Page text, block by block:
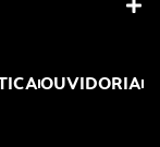
OUVIDORIA